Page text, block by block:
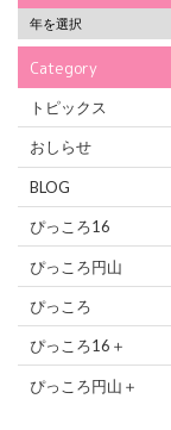
Category
トピックス
おしらせ
BLOG
ぴっころ16
ぴっころ円山
ぴっころ
ぴっころ16＋
ぴっころ円山＋